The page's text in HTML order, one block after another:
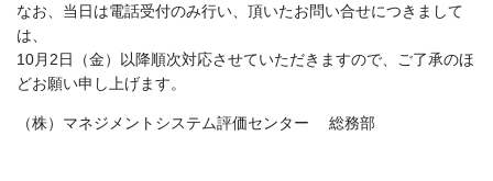
なお、当日は電話受付のみ行い、頂いたお問い合せにつきまして
は、
10月2日（金）以降順次対応させていただきますので、ご了承のほ
どお願い申し上げます。
（株）マネジメントシステム評価センター 総務部